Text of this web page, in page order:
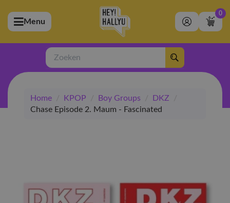
(Artiesten)
(Merchandise)
(Exclusive)
(Winkel)
Menu
0
Zoeken
Home / KPOP / Boy Groups / DKZ
/
Chase Episode 2. Maum - Fascinated